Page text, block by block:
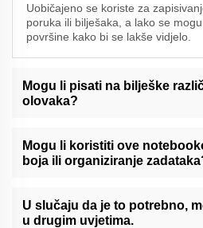
Uobičajeno se koriste za
poruka ili bilješaka, a lako se
površine kako bi se lakše vidjelo.
Mogu li pisati na bilješke
olovaka?
različitim vrstama olovaka,
olovke. U slučaju da se ne
testiranje se može provesti na
Mogu li koristiti ove
boja ili organiziranje
organiziranje zadataka,
kategoriziraju i prioritiraju informacije
U slučaju da je to potrebno,
u drugim uvjetima.